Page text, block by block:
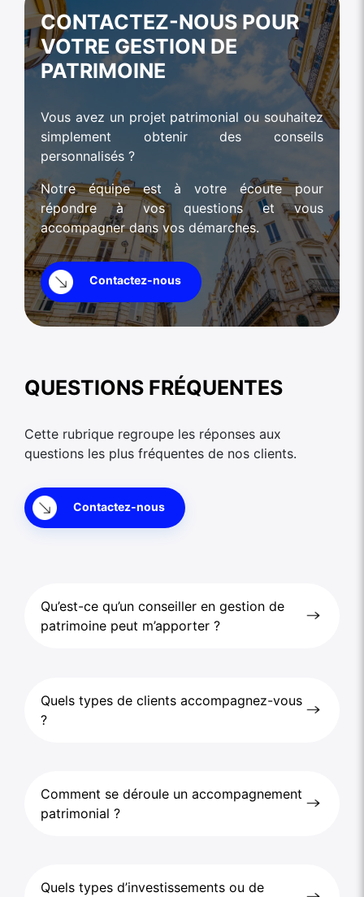
CONTACTEZ-NOUS POUR
VOTRE GESTION DE
PATRIMOINE
Vous avez un projet patrimonial ou souhaitez
simplement obtenir des conseils
personnalisés ?
Notre équipe est à votre écoute pour
répondre à vos questions et vous
accompagner dans vos démarches.
Contactez-nous
QUESTIONS FRÉQUENTES
Cette rubrique regroupe les réponses aux
questions les plus fréquentes de nos clients.
Contactez-nous
Qu’est-ce qu’un conseiller en gestion de
patrimoine peut m’apporter ?
Quels types de clients accompagnez-vous
?
Comment se déroule un accompagnement
patrimonial ?
Quels types d’investissements ou de